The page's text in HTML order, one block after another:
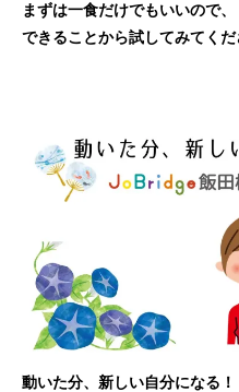
まずは一食だけでもいいので、
できることから試してみてくだ
動いた分、新しい自分になる！